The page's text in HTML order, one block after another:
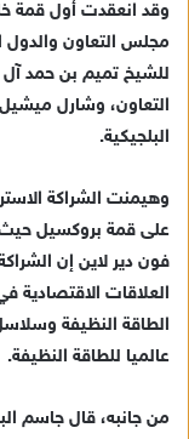
وقد انعقدت أول قمة
مجلس التعاون والدول
للشيخ تميم بن حمد آل
التعاون، وشارل
البلجيكية.
وهيمنت الشراكة
على قمة بروكسيل حيث
فون دير لاين إن
العلاقات الاقتصادية
الطاقة النظيفة
عالميا للطاقة النظيفة.
من جانبه، قال جاسم